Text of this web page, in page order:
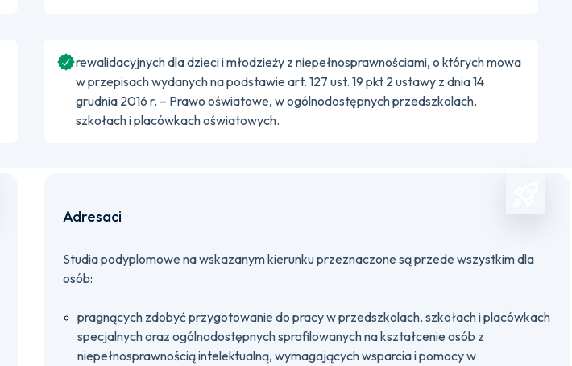
rewalidacyjnych dla dzieci i młodzieży z niepełnosprawnościami, o których mowa
w przepisach wydanych na podstawie art. 127 ust. 19 pkt 2 ustawy z dnia 14
grudnia 2016 r. – Prawo oświatowe, w ogólnodostępnych przedszkolach,
szkołach i placówkach oświatowych.
Adresaci
Studia podyplomowe na wskazanym kierunku przeznaczone są przede wszystkim dla
osób:
pragnących zdobyć przygotowanie do pracy w przedszkolach, szkołach i placówkach
specjalnych oraz ogólnodostępnych sprofilowanych na kształcenie osób z
niepełnosprawnością intelektualną, wymagających wsparcia i pomocy w